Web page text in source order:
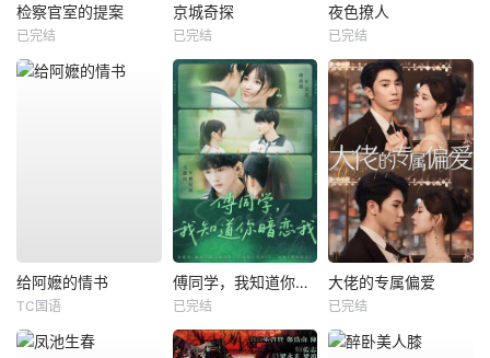
检察官室的提案
已完结
京城奇探
已完结
夜色撩人
已完结
给阿嬷的情书
TC国语
傅同学，我知道你暗恋我
已完结
大佬的专属偏爱
已完结